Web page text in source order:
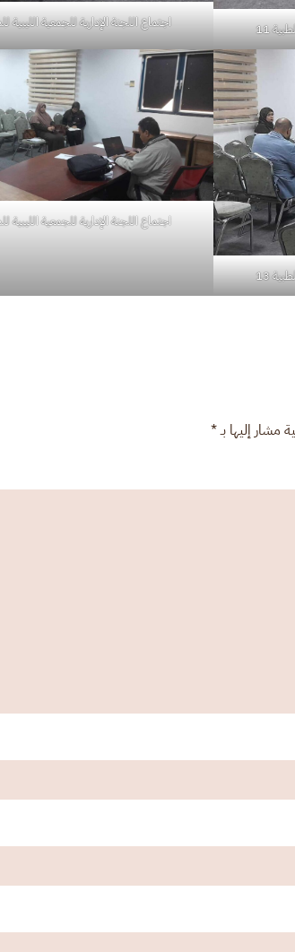
11 اجتماع اللجنة الإدارية للجمعية الليبية
13
اجتماع اللجنة الإدارية للجمعية الليبية
مشار إليها بـ*